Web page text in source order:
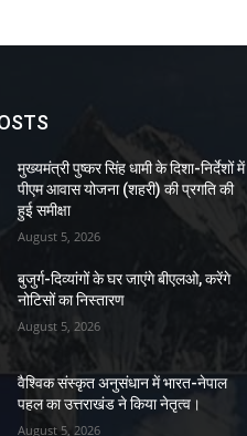
मुख्यमंत्री पुष्कर सिंह धामी के दिशा-निर्देशों में
पीएम आवास योजना (शहरी) की प्रगति की
हुई समीक्षा
August 5, 2026
बुजुर्ग-दिव्यांगों के घर जाएंगे बीएलओ, करेंगे
नोटिसों का निस्तारण
August 5, 2026
वैश्विक संस्कृत अनुसंधान में भारत-नेपाल
पहल का उत्तराखंड ने किया नेतृत्व।
August 5, 2026